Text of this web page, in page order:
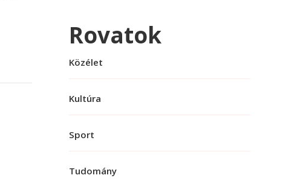
Rovatok
Közélet
Kultúra
Sport
Tudomány